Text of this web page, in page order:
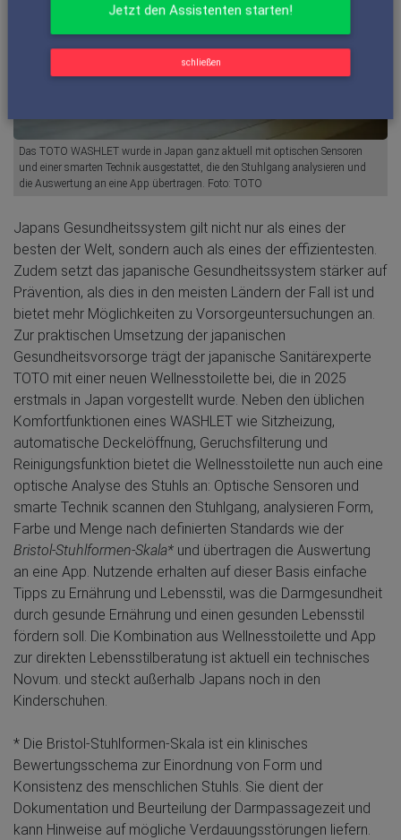
schließen
Das TOTO WASHLET wurde in Japan ganz aktuell mit optischen Sensoren
und einer smarten Technik ausgestattet, die den Stuhlgang analysieren und
die Auswertung an eine App übertragen. Foto: TOTO
Japans Gesundheitssystem gilt nicht nur als eines der
besten der Welt, sondern auch als eines der effizientesten.
Zudem setzt das japanische Gesundheitssystem stärker auf
Prävention, als dies in den meisten Ländern der Fall ist und
bietet mehr Möglichkeiten zu Vorsorgeuntersuchungen an.
Zur praktischen Umsetzung der japanischen
Gesundheitsvorsorge trägt der japanische Sanitärexperte
TOTO mit einer neuen Wellnesstoilette bei, die in 2025
erstmals in Japan vorgestellt wurde. Neben den üblichen
Komfortfunktionen eines WASHLET wie Sitzheizung,
automatische Deckelöffnung, Geruchsfilterung und
Reinigungsfunktion bietet die Wellnesstoilette nun auch eine
optische Analyse des Stuhls an: Optische Sensoren und
smarte Technik scannen den Stuhlgang, analysieren Form,
Farbe und Menge nach definierten Standards wie der
Bristol-Stuhlformen-Skala* und übertragen die Auswertung
an eine App. Nutzende erhalten auf dieser Basis einfache
Tipps zu Ernährung und Lebensstil, was die Darmgesundheit
durch gesunde Ernährung und einen gesunden Lebensstil
fördern soll. Die Kombination aus Wellnesstoilette und App
zur direkten Lebensstilberatung ist aktuell ein technisches
Novum. und steckt außerhalb Japans noch in den
Kinderschuhen.
* Die Bristol-Stuhlformen-Skala ist ein klinisches
Bewertungsschema zur Einordnung von Form und
Konsistenz des menschlichen Stuhls. Sie dient der
Dokumentation und Beurteilung der Darmpassagezeit und
kann Hinweise auf mögliche Verdauungsstörungen liefern.